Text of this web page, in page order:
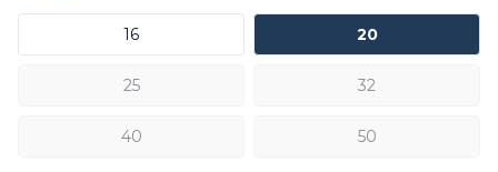
16 20
25 32
40 50